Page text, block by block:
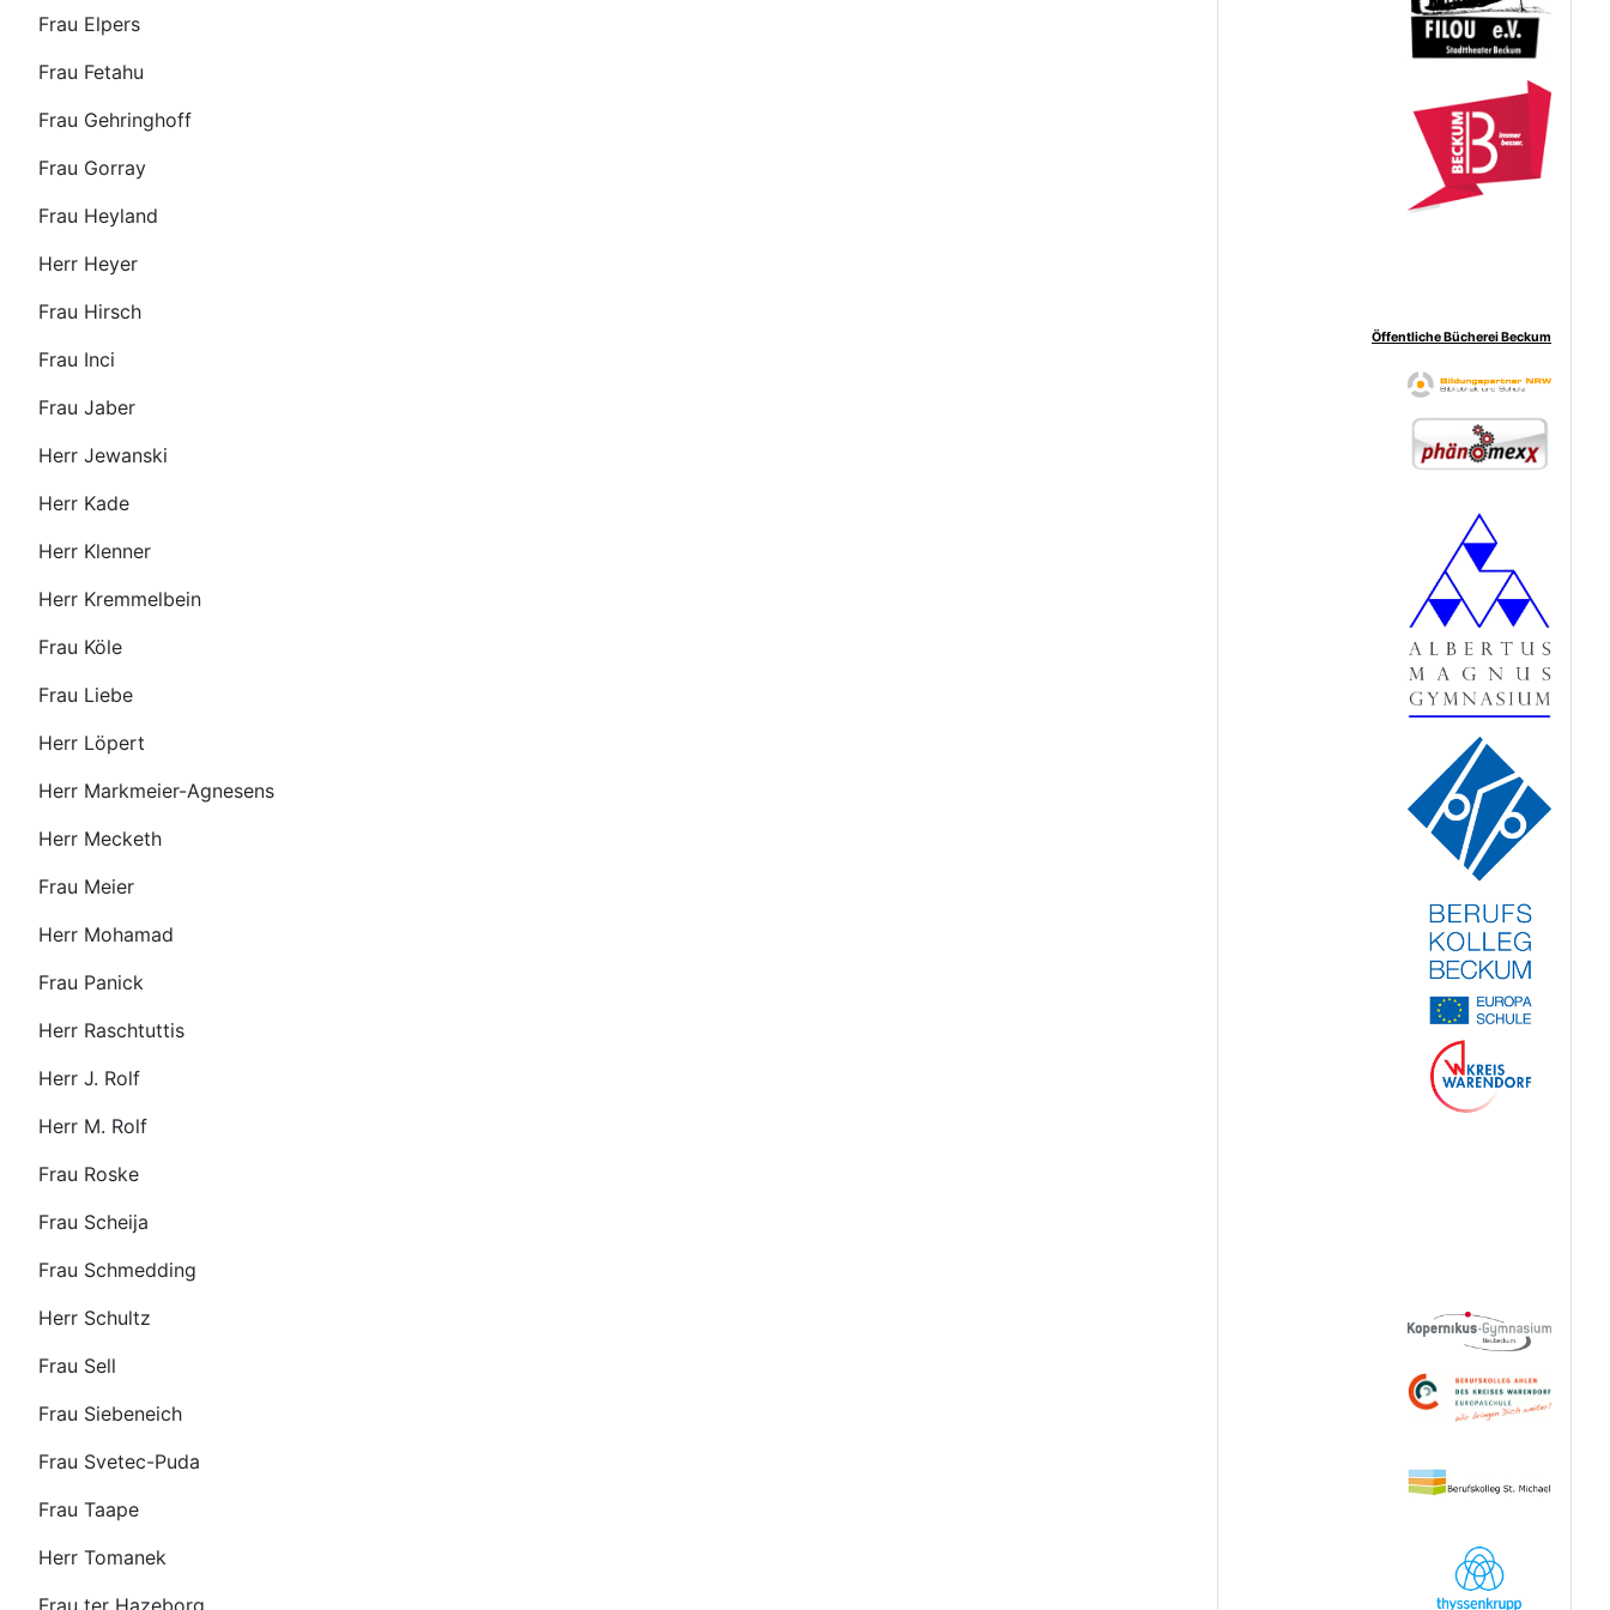
Frau Elpers
Frau Fetahu
Frau Gehringhoff
Frau Gorray
Frau Heyland
Herr Heyer
Frau Hirsch
Frau Inci
Frau Jaber
Herr Jewanski
Herr Kade
Herr Klenner
Herr Kremmelbein
Frau Köle
Frau Liebe
Herr Löpert
Herr Markmeier-Agnesens
Herr Mecketh
Frau Meier
Herr Mohamad
Frau Panick
Herr Raschtuttis
Herr J. Rolf
Herr M. Rolf
Frau Roske
Frau Scheija
Frau Schmedding
Herr Schultz
Frau Sell
Frau Siebeneich
Frau Svetec-Puda
Frau Taape
Herr Tomanek
Frau ter Hazeborg
Öffentliche Bücherei Beckum